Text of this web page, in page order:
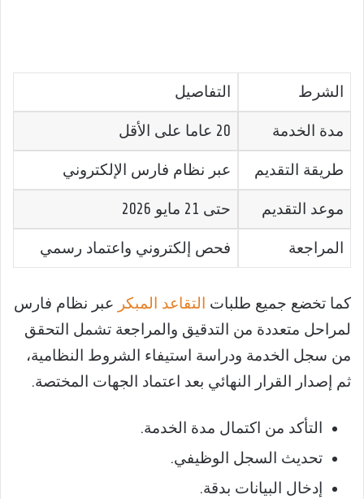
الشرط التفاصيل
مدة الخدمة 20 عاما على الأقل
طريقة التقديم عبر نظام فارس الإلكتروني
موعد التقديم حتى 21 مايو 2026
المراجعة فحص إلكتروني واعتماد رسمي
كما تخضع جميع طلبات التقاعد المبكر عبر نظام فارس
لمراحل متعددة من التدقيق والمراجعة تشمل التحقق
من سجل الخدمة ودراسة استيفاء الشروط النظامية،
ثم إصدار القرار النهائي بعد اعتماد الجهات المختصة.
التأكد من اكتمال مدة الخدمة.
تحديث السجل الوظيفي.
إدخال البيانات بدقة.